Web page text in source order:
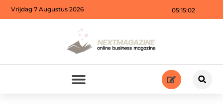
05:15:03
Vrijdag 7 Augustus 2026